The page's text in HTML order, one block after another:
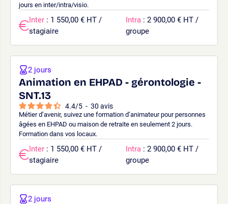
jours en inter/intra/visio.
Inter : 1 550,00 € HT /
stagiaire
Intra : 2 900,00 € HT /
groupe
Animation en EHPAD - gérontologie -
SNT.13
4.4/5 - 30 avis
Métier d’avenir, suivez une formation d’animateur pour personnes
âgées en EHPAD ou maison de retraite en seulement 2 jours.
Formation dans vos locaux.
2 jours
Inter : 1 550,00 € HT /
stagiaire
Intra : 2 900,00 € HT /
groupe
2 jours